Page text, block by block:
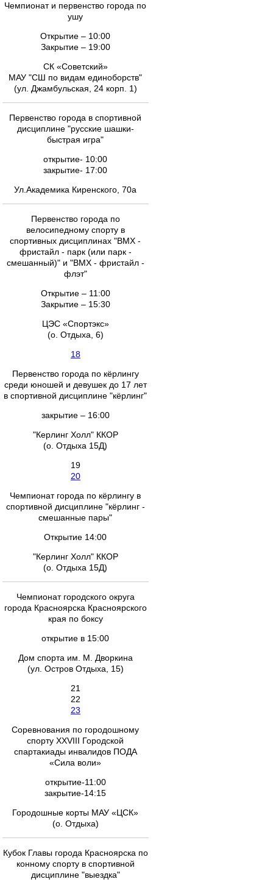
Чемпионат и первенство города по
ушу
Открытие – 10:00
Закрытие – 19:00
СК «Советский»
МАУ "СШ по видам единоборств"
(ул. Джамбульская, 24 корп. 1)
Первенство города в спортивной
дисциплине "русские шашки-
быстрая игра"
открытие- 10:00
закрытие- 17:00
Ул.Академика Киренского, 70а
Первенство города по
велосипедному спорту в
спортивных дисциплинах "ВМХ -
фристайл - парк (или парк -
смешанный)" и "ВМХ - фристайл -
флэт"
Открытие – 11:00
Закрытие – 15:30
ЦЭС «Спортэкс»
(о. Отдыха, 6)
18
Первенство города по кёрлингу
среди юношей и девушек до 17 лет
в спортивной дисциплине "кёрлинг"
закрытие – 16:00
"Керлинг Холл" ККОР
(о. Отдыха 15Д)
19
20
Чемпионат города по кёрлингу в
спортивной дисциплине "кёрлинг -
смешанные пары"
Открытие 14:00
"Керлинг Холл" ККОР
(о. Отдыха 15Д)
Чемпионат городского округа
города Красноярска Красноярского
края по боксу
открытие в 15:00
Дом спорта им. М. Дворкина
(ул. Остров Отдыха, 15)
21
22
23
Соревнования по городошному
спорту XXVIII Городской
спартакиады инвалидов ПОДА
«Сила воли»
открытие-11:00
закрытие-14:15
Городошные корты МАУ «ЦСК»
(о. Отдыха)
Кубок Главы города Красноярска по
конному спорту в спортивной
дисциплине "выездка"